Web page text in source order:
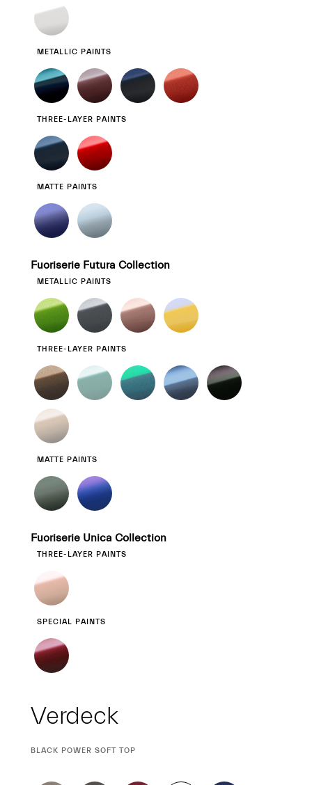
METALLIC PAINTS
THREE-LAYER PAINTS
MATTE PAINTS
Fuoriserie Futura Collection
METALLIC PAINTS
THREE-LAYER PAINTS
MATTE PAINTS
Fuoriserie Unica Collection
THREE-LAYER PAINTS
SPECIAL PAINTS
Verdeck
CURRENT
BLACK POWER SOFT TOP